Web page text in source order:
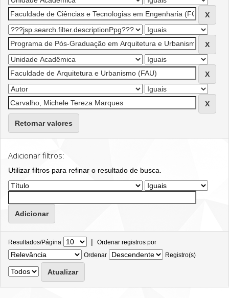
Retornar valores
Adicionar filtros:
Utilizar filtros para refinar o resultado de busca.
Resultados/Página | Ordenar registros por
Ordenar
Registro(s)